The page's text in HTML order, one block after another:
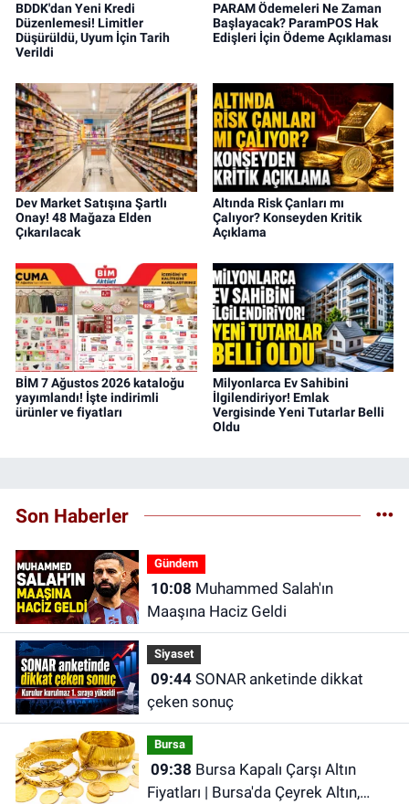
BDDK'dan Yeni Kredi
Düzenlemesi! Limitler
Düşürüldü, Uyum İçin Tarih
Verildi
PARAM Ödemeleri Ne Zaman
Başlayacak? ParamPOS Hak
Edişleri İçin Ödeme Açıklaması
Dev Market Satışına Şartlı
Onay! 48 Mağaza Elden
Çıkarılacak
Altında Risk Çanları mı
Çalıyor? Konseyden Kritik
Açıklama
BİM 7 Ağustos 2026 kataloğu
yayımlandı! İşte indirimli
ürünler ve fiyatları
Milyonlarca Ev Sahibini
İlgilendiriyor! Emlak
Vergisinde Yeni Tutarlar Belli
Oldu
Son Haberler
Gündem
10:08
Maaşına Haciz Geldi
Siyaset
09:44SONAR anketinde dikkat
çeken sonuç
Bursa
09:38
Fiyatları | Bursa'da Çeyrek Altın,